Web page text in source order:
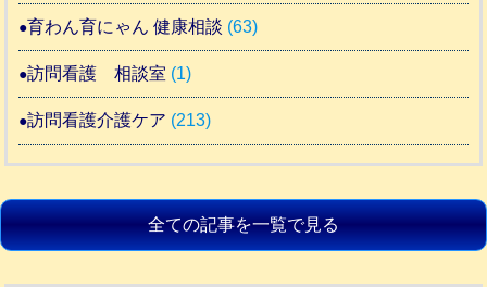
育わん育にゃん 健康相談 (63)
訪問看護 相談室 (1)
訪問看護介護ケア (213)
全ての記事を一覧で見る